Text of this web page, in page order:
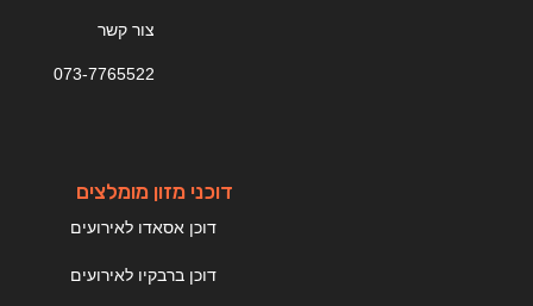
צור קשר
073-7765522
דוכני מזון מומלצים
דוכן אסאדו לאירועים
דוכן ברבקיו לאירועים